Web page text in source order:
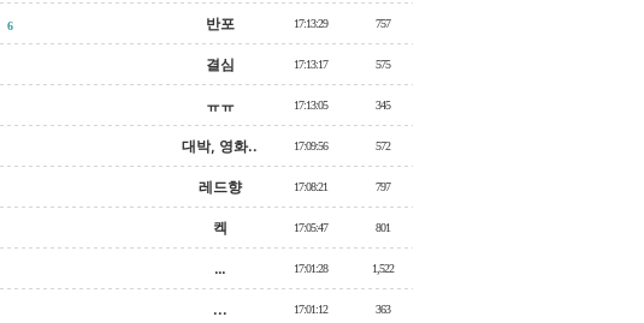
6 반포 17:13:29 757
결심 17:13:17 575
ㅠㅠ 17:13:05 345
대박, 영화.. 17:09:56 572
레드향 17:08:21 797
켁 17:05:47 801
… 17:01:28 1,522
... 17:01:12 363